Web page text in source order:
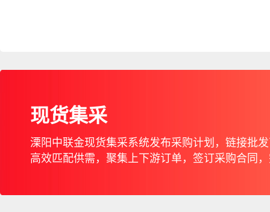
现货集采
溧阳中联金现货集采系统发布采购计划，链接批
高效匹配供需，聚集上下游订单，签订采购合同